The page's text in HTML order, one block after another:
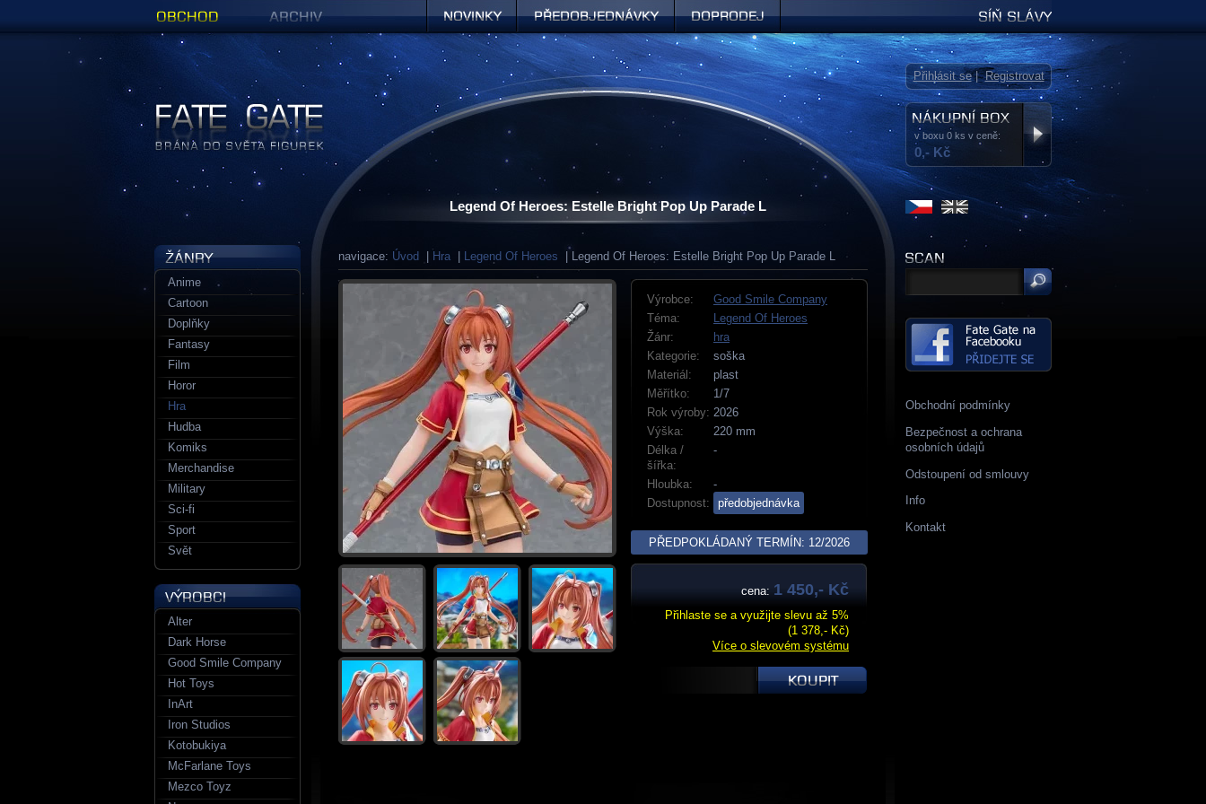
Legend Of Heroes: Estelle Bright Pop Up Parade L
navigace: Úvod Hra Legend Of Heroes | Legend Of Heroes: Estelle Bright Pop Up Parade L
Výrobce:
Good Smile Company
Téma:
Legend Of Heroes
Žánr:
hra
Kategorie:
soška
Materiál:
plast
Měřítko:
1/7
Rok výroby: 2026
Výška:
220 mm
Délka /
šířka:
-
Hloubka:
-
Dostupnost:
předobjednávka
PŘEDPOKLÁDANÝ TERMÍN: 12/2026
cena: 1 450,- Kč
Přihlaste se a využijte slevu až 5%
(1 378,- Kč)
Více o slevovém systému
Obchodní podmínky
Bezpečnost a ochrana
osobních údajů
Odstoupení od smlouvy
Info
Kontakt
Anime
Cartoon
Doplňky
Fantasy
Film
Horor
Hra
Hudba
Komiks
Merchandise
Military
Sci-fi
Sport
Svět
Alter
Dark Horse
Good Smile Company
Hot Toys
InArt
Iron Studios
Kotobukiya
McFarlane Toys
Mezco Toyz
Figurky a sošky | Fate Gate
v boxu 0 ks v ceně:
0,- Kč
Přihlásit se|Registrovat
Předobjednávky Síň slávy